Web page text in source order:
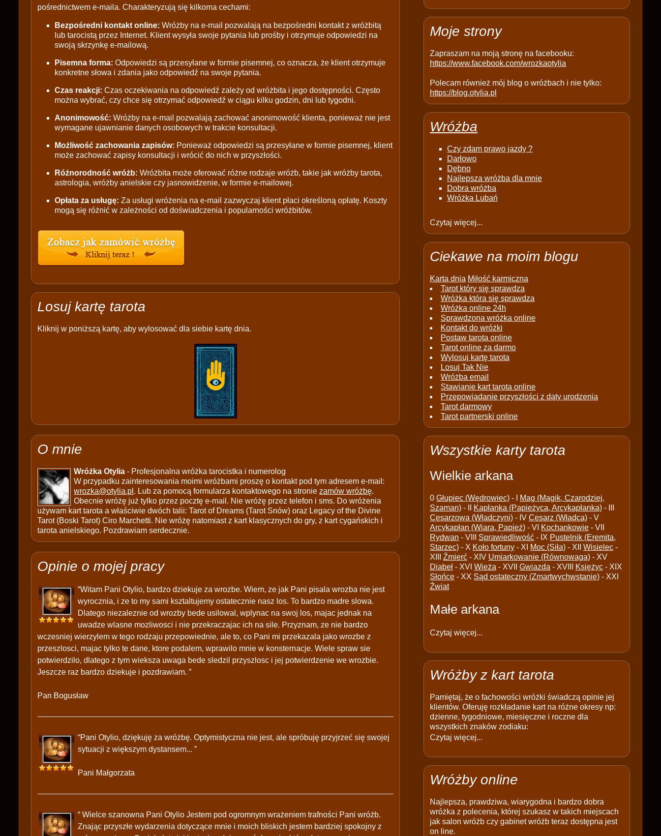
pośrednictwem e-maila. Charakteryzują się kilkoma cechami:
Bezpośredni kontakt online: Wróżby na e-mail pozwalają na bezpośredni kontakt z wróżbitą
lub tarocistą przez Internet. Klient wysyła swoje pytania lub prośby i otrzymuje odpowiedzi na
swoją skrzynkę e-mailową.
Pisemna forma: Odpowiedzi są przesyłane w formie pisemnej, co oznacza, że klient otrzymuje
konkretne słowa i zdania jako odpowiedź na swoje pytania.
Czas reakcji: Czas oczekiwania na odpowiedź zależy od wróżbita i jego dostępności. Często
można wybrać, czy chce się otrzymać odpowiedź w ciągu kilku godzin, dni lub tygodni.
Anonimowość: Wróżby na e-mail pozwalają zachować anonimowość klienta, ponieważ nie jest
wymagane ujawnianie danych osobowych w trakcie konsultacji.
Możliwość zachowania zapisów: Ponieważ odpowiedzi są przesyłane w formie pisemnej, klient
może zachować zapisy konsultacji i wrócić do nich w przyszłości.
Różnorodność wróżb: Wróżbita może oferować różne rodzaje wróżb, takie jak wróżby tarota,
astrologia, wróżby anielskie czy jasnowidzenie, w formie e-mailowej.
Opłata za usługę: Za usługi wróżenia na e-mail zazwyczaj klient płaci określoną opłatę. Koszty
mogą się różnić w zależności od doświadczenia i popularności wróżbitów.
Losuj kartę tarota
Kliknij w poniższą kartę, aby wylosować dla siebie kartę dnia.
O mnie
Wróżka Otylia - Profesjonalna wróżka tarocistka i numerolog
W przypadku zainteresowania moimi wróżbami proszę o kontakt pod tym adresem e-mail:
wrozka@otylia.pl . Lub za pomocą formularza kontaktowego na stronie zamów wróżbę.
Obecnie wróżę już tylko przez pocztę e-mail. Nie wróżę przez telefon i sms. Do wróżenia
używam kart tarota a właściwie dwóch talii: Tarot of Dreams (Tarot Snów) oraz Legacy of the Divine
Tarot (Boski Tarot) Ciro Marchetti. Nie wróżę natomiast z kart klasycznych do gry, z kart cygańskich i
tarota anielskiego. Pozdrawiam serdecznie.
Opinie o mojej pracy
“Witam Pani Otylio, bardzo dziekuje za wrozbe. Wiem, ze jak Pani pisala wrozba nie jest
wyrocznia, i ze to my sami ksztaltujemy ostatecznie nasz los. To bardzo madre slowa.
Dlatego niezaleznie od wrozby bede usilowal, wplynac na swoj los, majac jednak na
uwadze wlasne mozliwosci i nie przekraczajac ich na sile. Przyznam, ze nie bardzo
wczesniej wierzylem w tego rodzaju przepowiednie, ale to, co Pani mi przekazala jako wrozbe z
przeszlosci, majac tylko te dane, ktore podalem, wprawilo mnie w konsternacje. Wiele spraw sie
potwierdzilo, dlatego z tym wieksza uwaga bede sledzil przyszlosc i jej potwierdzenie we wrozbie.
Jeszcze raz bardzo dziekuje i pozdrawiam. ”
Pan Bogusław
“Pani Otylio, dziękuję za wróżbę. Optymistyczna nie jest, ale spróbuję przyjrzeć się swojej
sytuacji z większym dystansem... ”
Pani Małgorzata
“ Wielce szanowna Pani Otylio Jestem pod ogromnym wrażeniem trafności Pani wróżb.
Znając przyszłe wydarzenia dotyczące mnie i moich bliskich jestem bardziej spokojny z
p
y
Moje strony
Zapraszam na moją stronę na facebooku:
https://www.facebook.com/wrozkaotylia
Polecam również mój blog o wróżbach i nie tylko:
https://blog.otylia.pl
Wróżba
Czy zdam prawo jazdy ?
Darłowo
Dębno
Najlepsza wróżba dla mnie
Dobra wróżba
Wróżka Lubań
Czytaj więcej...
Ciekawe na moim blogu
Karta dnia Miłość karmiczna
Tarot który się sprawdza
Wróżka która się sprawdza
Wróżka online 24h
Sprawdzona wróżka online
Kontakt do wróżki
Postaw tarota online
Tarot online za darmo
Wylosuj kartę tarota
Losuj Tak Nie
Wróżba email
Stawianie kart tarota online
Przepowiadanie przyszłości z daty urodzenia
Tarot darmowy
Tarot partnerski online
Wszystkie karty tarota
Wielkie arkana
0 Głupiec (Wędrowiec) - I
Mag (Magik, Czarodziej,
Szaman) - II Kapłanka (Papieżyca, Arcykapłanka) - III
Cesarzowa (Władczyni) - IV Cesarz (Władca) - V
Arcykapłan (Wiara, Papież) - VI Kochankowie - VII
Rydwan - VIII Sprawiedliwość - IX Pustelnik (Eremita,
Starzec) - X Koło fortuny - XI Moc (Siła) - XII Wisielec -
XIII Źmierć - XIV Umiarkowanie (Równowaga) - XV
Diabeł - XVI Wieża - XVII Gwiazda - XVIII Księżyc - XIX
Słońce - XX Sąd ostateczny (Zmartwychwstanie) - XXI
Źwiat
Małe arkana
Czytaj więcej...
Wróżby z kart tarota
Pamiętaj, że o fachowości wróżki świadczą opinie jej
klientów. Oferuję rozkładanie kart na różne okresy np:
dzienne, tygodniowe, miesięczne i roczne dla
wszystkich znaków zodiaku:
Czytaj więcej...
Wróżby online
Najlepsza, prawdziwa, wiarygodna i bardzo dobra
wróżka z polecenia, której szukasz w takich miejscach
jak salon wróżb czy gabinet wróżb teraz dostępna jest
on line.